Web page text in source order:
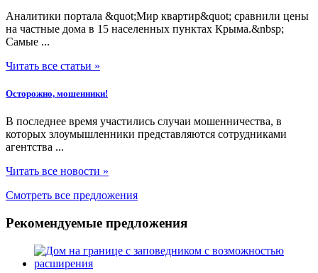
Аналитики портала &quot;Мир квартир&quot; сравнили цены
на частные дома в 15 населенных пунктах Крыма.&nbsp;
Самые ...
Читать все статьи »
Осторожно, мошенники!
В последнее время участились случаи мошенничества, в
которых злоумышленники представляются сотрудниками
агентства ...
Читать все новости »
Смотреть все предложения
Рекомендуемые предложения